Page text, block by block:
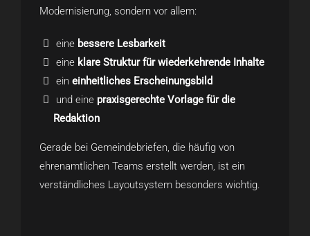
Modernisierung, sondern vor allem:
eine bessere Lesbarkeit
eine klare Struktur für wiederkehrende Inhalte
ein einheitliches Erscheinungsbild
und eine praxisgerechte Vorlage für die
Redaktion
Gerade bei Gemeindebriefen, die häufig von
ehrenamtlichen Teams erstellt werden, ist ein
verständliches Layoutsystem besonders wichtig.